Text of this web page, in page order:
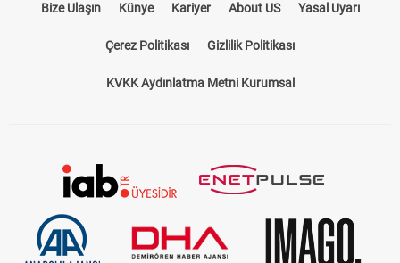
Bize Ulaşın Künye Kariyer About US Yasal Uyarı
Çerez Politikası Gizlilik Politikası
KVKK Aydınlatma Metni Kurumsal